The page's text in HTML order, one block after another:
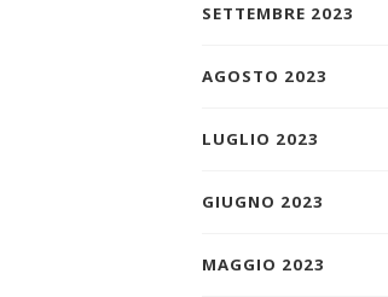
SETTEMBRE 2023
AGOSTO 2023
LUGLIO 2023
GIUGNO 2023
MAGGIO 2023